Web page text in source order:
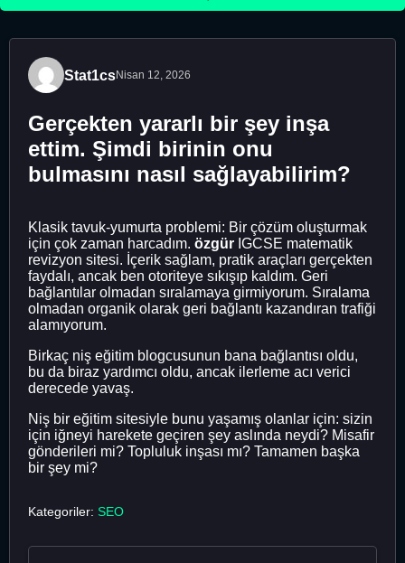
Stat1csNisan 12, 2026
Gerçekten yararlı bir şey inşa
ettim. Şimdi birinin onu
bulmasını nasıl sağlayabilirim?
Klasik tavuk-yumurta problemi: Bir çözüm oluşturmak
için çok zaman harcadım. özgür IGCSE matematik
revizyon sitesi. İçerik sağlam, pratik araçları gerçekten
faydalı, ancak ben otoriteye sıkışıp kaldım. Geri
bağlantılar olmadan sıralamaya girmiyorum. Sıralama
olmadan organik olarak geri bağlantı kazandıran trafiği
alamıyorum.
Birkaç niş eğitim blogcusunun bana bağlantısı oldu,
bu da biraz yardımcı oldu, ancak ilerleme acı verici
derecede yavaş.
Niş bir eğitim sitesiyle bunu yaşamış olanlar için: sizin
için iğneyi harekete geçiren şey aslında neydi? Misafir
gönderileri mi? Topluluk inşası mı? Tamamen başka
bir şey mi?
Kategoriler: SEO